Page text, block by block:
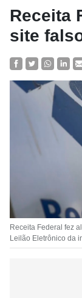
Receita
site
Receita Federal fez
Leilão Eletrônico da